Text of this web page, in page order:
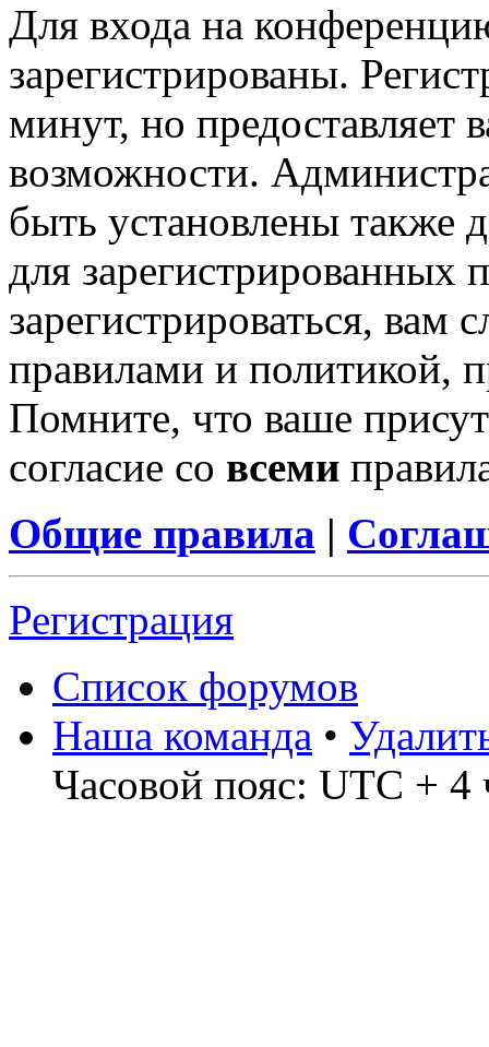
Для входа на
зарегистрированы.
минут, но предоставляет
возможности.
быть установлены также
для зарегистрированных
зарегистрироваться, вам
правилами и политикой,
Помните, что ваше
согласие со всеми
Общие правила |
Регистрация
Список форумов
Наша команда •
Часовой пояс: UTC + 4